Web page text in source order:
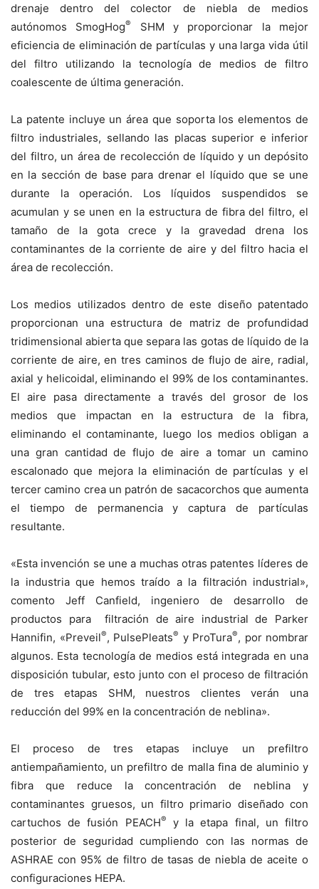
drenaje dentro del colector de niebla de medios
autónomos SmogHog®
SHM y proporcionar la mejor
eficiencia de eliminación de partículas y una larga vida útil
del filtro utilizando la tecnología de medios de filtro
coalescente de última generación.
La patente incluye un área que soporta los elementos de
filtro industriales, sellando las placas superior e inferior
del filtro, un área de recolección de líquido y un depósito
en la sección de base para drenar el líquido que se une
durante la operación. Los líquidos suspendidos se
acumulan y se unen en la estructura de fibra del filtro, el
tamaño de la gota crece y la gravedad drena los
contaminantes de la corriente de aire y del filtro hacia el
área de recolección.
Los medios utilizados dentro de este diseño patentado
proporcionan una estructura de matriz de profundidad
tridimensional abierta que separa las gotas de líquido de la
corriente de aire, en tres caminos de flujo de aire, radial,
axial y helicoidal, eliminando el 99% de los contaminantes.
El aire pasa directamente a través del grosor de los
medios que impactan en la estructura de la fibra,
eliminando el contaminante, luego los medios obligan a
una gran cantidad de flujo de aire a tomar un camino
escalonado que mejora la eliminación de partículas y el
tercer camino crea un patrón de sacacorchos que aumenta
el tiempo de permanencia y captura de partículas
resultante.
«Esta invención se une a muchas otras patentes líderes de
la industria que hemos traído a la filtración industrial»,
comento Jeff Canfield, ingeniero de desarrollo de
productos para
filtración de aire industrial de Parker
Hannifin, «Preveil®, PulsePleats® y ProTura®, por nombrar
algunos. Esta tecnología de medios está integrada en una
disposición tubular, esto junto con el proceso de filtración
de tres etapas SHM, nuestros clientes verán una
reducción del 99% en la concentración de neblina».
El proceso de tres etapas incluye un prefiltro
antiempañamiento, un prefiltro de malla fina de aluminio y
fibra que reduce la concentración de neblina y
contaminantes gruesos, un filtro primario diseñado con
cartuchos de fusión PEACH®
y la etapa final, un filtro
posterior de seguridad cumpliendo con las normas de
ASHRAE con 95% de filtro de tasas de niebla de aceite o
configuraciones HEPA.